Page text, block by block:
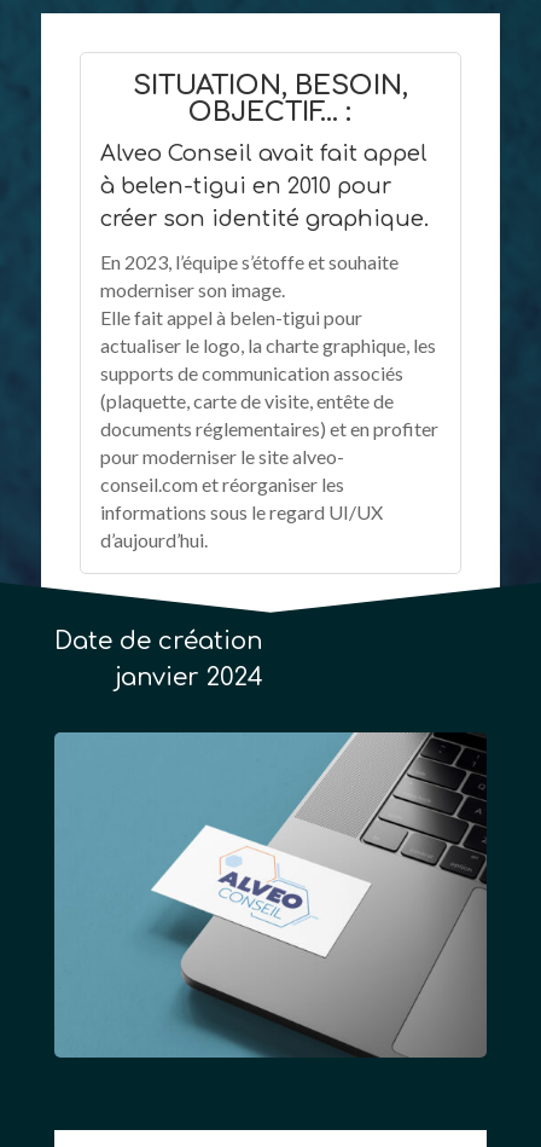
SITUATION, BESOIN,
OBJECTIF… :
Alveo Conseil avait fait appel
à belen-tigui en 2010 pour
créer son identité graphique.
En 2023, l’équipe s’étoffe et souhaite
moderniser son image.
Elle fait appel à belen-tigui pour
actualiser le logo, la charte graphique, les
supports de communication associés
(plaquette, carte de visite, entête de
documents réglementaires) et en profiter
pour moderniser le site alveo-
conseil.com et réorganiser les
informations sous le regard UI/UX
d’aujourd’hui.
Date de création
janvier 2024